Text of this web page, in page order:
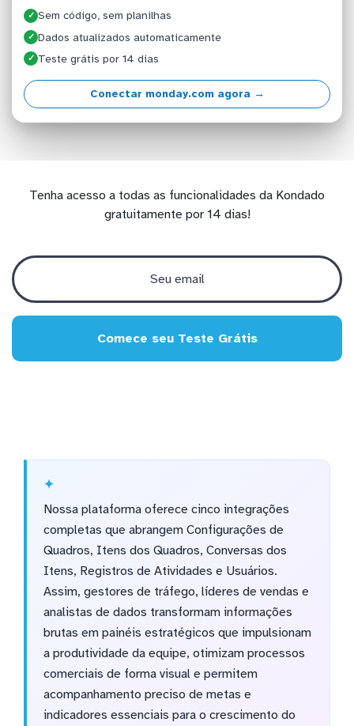
✓ Sem código, sem planilhas
✓ Dados atualizados automaticamente
✓ Teste grátis por 14 dias
Conectar monday.com agora →
Tenha acesso a todas as funcionalidades da Kondado
gratuitamente por 14 dias!
Comece seu Teste Grátis
Nossa plataforma oferece cinco integrações
completas que abrangem Configurações de
Quadros, Itens dos Quadros, Conversas dos
Itens, Registros de Atividades e Usuários.
Assim, gestores de tráfego, líderes de vendas e
analistas de dados transformam informações
brutas em painéis estratégicos que impulsionam
a produtividade da equipe, otimizam processos
comerciais de forma visual e permitem
acompanhamento preciso de metas e
indicadores essenciais para o crescimento do